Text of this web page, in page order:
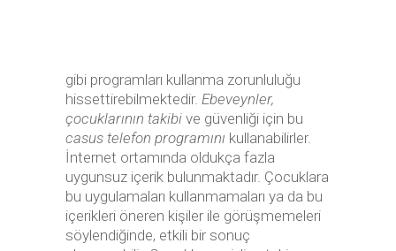
gibi programları kullanma zorunluluğu
hissettirebilmektedir. Ebeveynler,
çocuklarının takibi ve güvenliği için bu
casus telefon programını kullanabilirler.
İnternet ortamında oldukça fazla
uygunsuz içerik bulunmaktadır. Çocuklara
bu uygulamaları kullanmamaları ya da bu
içerikleri öneren kişiler ile görüşmemeleri
söylendiğinde, etkili bir sonuç